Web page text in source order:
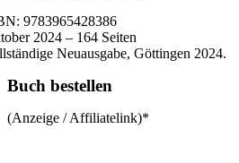
9783965428386
2024 – 164 Seiten
Neuausgabe, Göttingen 2024.
Buch bestellen
(Anzeige / Affiliatelink)*